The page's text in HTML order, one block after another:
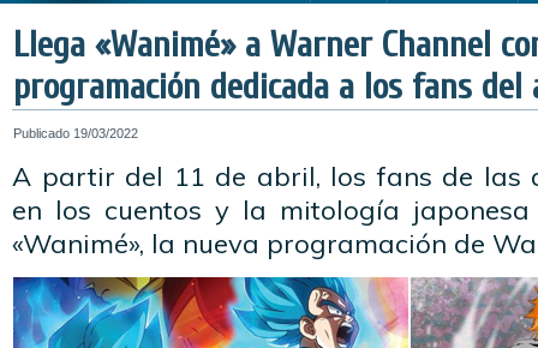
Llega «Wanimé» a Warner Channel
programación dedicada a los fans del
Publicado 19/03/2022
A partir del 11 de abril, los fans de las
en los cuentos y la mitología
«Wanimé», la nueva programación de